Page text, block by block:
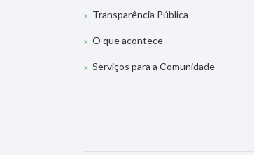
Transparência Pública
O que acontece
Serviços para a Comunidade